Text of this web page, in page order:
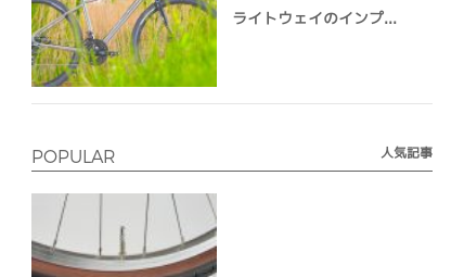
ライトウェイのインプ...
POPULAR 人気記事